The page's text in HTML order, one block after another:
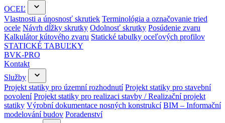
OCEĽ
Vlastnosti a únosnosť skrutiek Terminológia a označovanie tried
ocele Návrh dĺžky skrutky Odolnosť skrutky Posúdenie zvaru
Kalkulátor kútového zvaru Statické tabulky oceľových profilov
STATICKÉ TABUĽKY
BVK-PRO
Kontakt
Služby
Projekt statiky pro územní rozhodnutí Projekt statiky pro stavební
povolení Projekt statiky pro realizaci stavby / Realizační projekt
statiky Výrobní dokumentace nosných konstrukcí BIM – Informační
modelování budov Poradenství